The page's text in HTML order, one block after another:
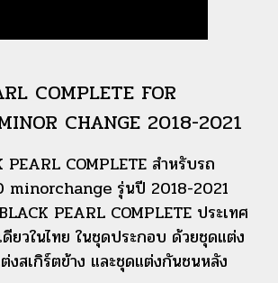
COMPLETE FOR
CHANGE 2018-2021
COMPLETE สำหรับรถ
minorchange รุ่นปี 2018-2021
PEARL COMPLETE ประเทศ
ยวในไทย ในชุดประกอบ ด้วยชุดแต่ง
สเกิร์ตข้าง และชุดแต่งกันชนหลัง